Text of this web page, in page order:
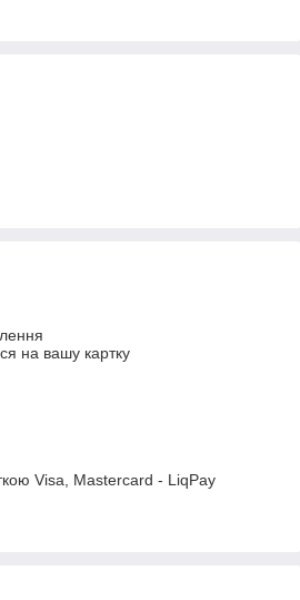
на вашу картку
Visa, Mastercard - LiqPay